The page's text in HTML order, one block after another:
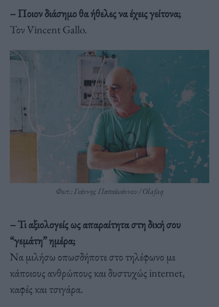
– Ποιον διάσημο θα ήθελες να έχεις γείτονα;
Τον Vincent Gallo.
Φωτ.: Γιάννης Παπαϊωάννου / Olafaq
– Τι αξιολογείς ως απαραίτητα στη δική σου
“γεμάτη” ημέρα;
Να μιλήσω οπωσδήποτε στο τηλέφωνο με
κάποιους ανθρώπους και δυστυχώς internet,
καφές και τσιγάρα.